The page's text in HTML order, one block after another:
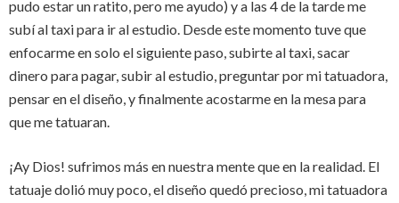
pudo estar un ratito, pero me ayudo) y a las 4 de la tarde me
subí al taxi para ir al estudio. Desde este momento tuve que
enfocarme en solo el siguiente paso, subirte al taxi, sacar
dinero para pagar, subir al estudio, preguntar por mi tatuadora,
pensar en el diseño, y finalmente acostarme en la mesa para
que me tatuaran.
¡Ay Dios! sufrimos más en nuestra mente que en la realidad. El
tatuaje dolió muy poco, el diseño quedó precioso, mi tatuadora